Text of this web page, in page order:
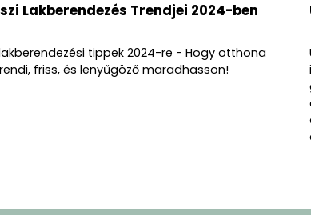
Lakberendezés Trendjei 2024-ben
tippek 2024-re - Hogy otthona
friss, és lenyűgöző maradhasson!